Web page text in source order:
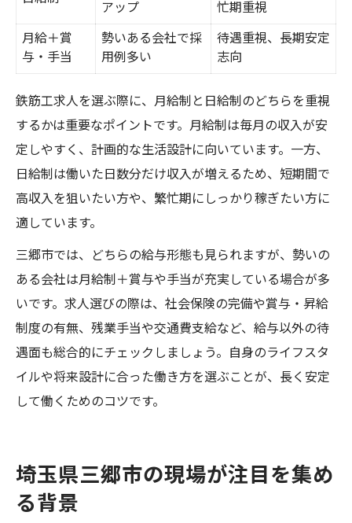
アップ
忙期重視
月給＋賞
与・手当
勢いある会社で採
用例多い
待遇重視、長期安定
志向
鉄筋工求人を選ぶ際に、月給制と日給制のどちらを重視
するかは重要なポイントです。月給制は毎月の収入が安
定しやすく、計画的な生活設計に向いています。一方、
日給制は働いた日数分だけ収入が増えるため、短期間で
高収入を狙いたい方や、繁忙期にしっかり稼ぎたい方に
適しています。
三郷市では、どちらの給与形態も見られますが、勢いの
ある会社は月給制＋賞与や手当が充実している場合が多
いです。求人選びの際は、社会保険の完備や賞与・昇給
制度の有無、残業手当や交通費支給など、給与以外の待
遇面も総合的にチェックしましょう。自身のライフスタ
イルや将来設計に合った働き方を選ぶことが、長く安定
して働くためのコツです。
埼玉県三郷市の現場が注目を集め
る背景